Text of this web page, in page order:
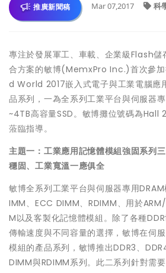
推廣新聞稿 Mar 07,2017 科
專注於發展軍工、車載、企業級Flash儲
合方案的敏博(MemxPro Inc.)首次參
d World 2017嵌入式電子與工業電腦應
品系列，一為全系列工業平台與伺服器
~4TB高容量SSD。敏博攤位號碼為
蒞臨指導。
主題一：工業應用記憶體模組強固系列
穩固、工業寬溫一應俱全
敏博全系列工業平台與伺服器專用
IMM、ECC DIMM、RDIMM、用於
M以及客製化記憶體模組。除了各種DDR
傳輸速度與不同容量的選擇，敏博在伺
模組的產品系列，敏博推出DDR3、
DIMM與RDIMM系列。此二系列針對需